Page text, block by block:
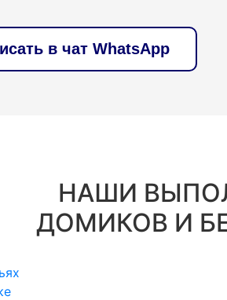
в чат WhatsApp
НАШИ
ДОМИКОВ И